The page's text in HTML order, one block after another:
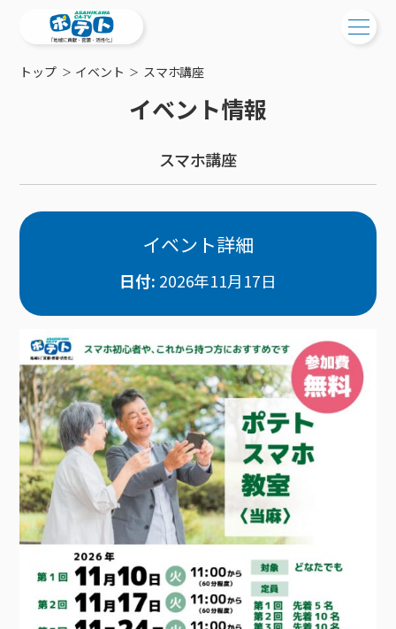
おトクな割引サービス
ご加入中のサービス確認・変更
サポートサービス
リモートコール
回線速度測定
接続・設定⽅法
訪問サポート＆サポートパックサービス料⾦表
新着情報
メンテナンス・障害情報
ポテトからのプレゼント
イベントカレンダー
講座のご案内
サービス案内
サービス案内
ケーブルテレビトップ
チャンネル紹介
料⾦プラン
NHK衛星受信料団体⼀括⽀払
機器⼀覧
インターネット
インターネットトップ
料⾦プラン
Wi-Fiサービス
ポテトホーム防犯カメラ
オプションサービス
インターネットギガシェアプラン
固定電話
固定電話トップ
基本料⾦・通話料⾦
オプションサービス
auスマートバリュー
auまとめトーク
ポテトスマートフォン
ポテトスマートフォントップ
料⾦プラン
機種⼀覧
オプションサービス
でんき
でんきトップ
ポラリンでんき×ポテト
ポテトでんき
ケーブルプラスでんき
暮らしを快適にするサービス
暮らしを快適にするサービストップ
ポテトライフメール
⽣活あんしんサービス
みるプラス
お困りの方はこちら
会社案内
メンテナンス
障害情報
マイページ
お申し込み
トップ イベント スマホ講座
イベント情報
スマホ講座
イベント詳細
日付: 2026年11月17日